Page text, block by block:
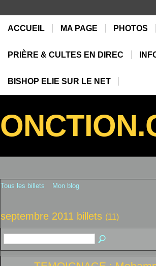
ACCUEIL MA PAGE PHOTOS
PRIÈRE & CULTES EN DIREC
BISHOP ELIE SUR LE NET
Tous les billets Mon blog
septembre 2011 billets (11)